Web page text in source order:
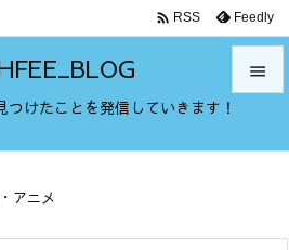
つけたことを発信していきます！


 RSS Feedly
アニメ